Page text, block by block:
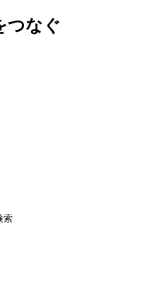
つなぐ